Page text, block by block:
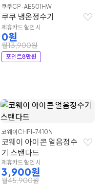
쿠쿠CP-AE501HW
쿠쿠 냉온정수기
제휴카드 할인 시
0원
월13,900원
포인트8만원
코웨이 CHPI-7410N
코웨이 아이콘 얼음정수
기 스탠다드
제휴카드 할인 시
3,900원
월45,900원